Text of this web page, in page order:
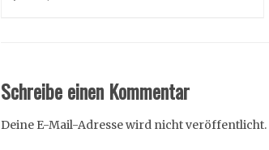
Schreibe einen Kommentar
Deine E-Mail-Adresse wird nicht veröffentlicht.